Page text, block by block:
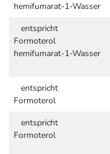
hemifumarat-1-Wasser
entspricht
Formoterol
hemifumarat-1-Wasser
entspricht
Formoterol
entspricht
Formoterol